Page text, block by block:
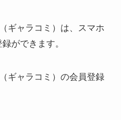
ギャラコミ）は、スマホ
ができます。
ギャラコミ）の会員登録